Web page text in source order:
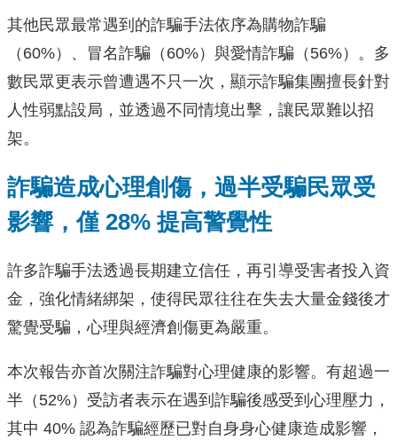
其他民眾最常遇到的詐騙手法依序為購物詐騙
（60%）、冒名詐騙（60%）與愛情詐騙（56%）。多
數民眾更表示曾遭遇不只一次，顯示詐騙集團擅長針對
人性弱點設局，並透過不同情境出擊，讓民眾難以招
架。
詐騙造成心理創傷，過半受騙民眾受
影響，僅 28% 提高警覺性
許多詐騙手法透過長期建立信任，再引導受害者投入資
金，強化情緒綁架，使得民眾往往在失去大量金錢後才
驚覺受騙，心理與經濟創傷更為嚴重。
本次報告亦首次關注詐騙對心理健康的影響。有超過一
半（52%）受訪者表示在遇到詐騙後感受到心理壓力，
其中 40% 認為詐騙經歷已對自身身心健康造成影響，